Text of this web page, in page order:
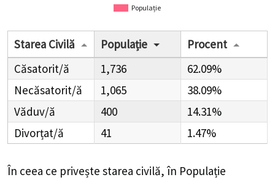
Populație
Starea Civilă Populație
Procent
Căsatorit/ă
1,736
62.09%
Necăsatorit/ă
1,065
38.09%
Văduv/ă
400
14.31%
Divorțat/ă
41 1.47%
În ceea ce privește starea civilă, în Populație